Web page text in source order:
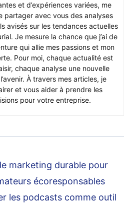
et d’expériences variées, me
partager avec vous des analyses
avisés sur les tendances actuelles
Je mesure la chance que j’ai de
qui allie mes passions et mon
Pour moi, chaque actualité est
chaque analyse une nouvelle
À travers mes articles, je
et vous aider à prendre les
pour votre entreprise.
marketing durable pour
écoresponsables
les podcasts comme outil